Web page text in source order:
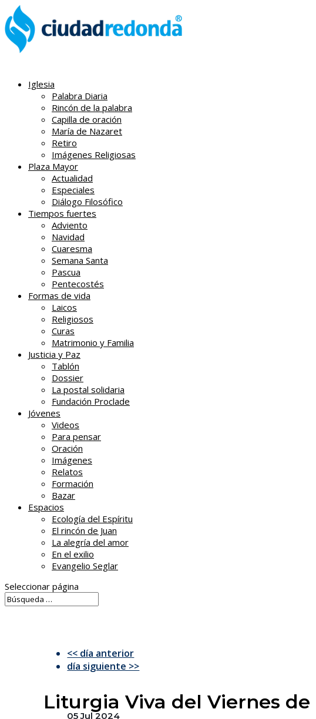
Iglesia
Palabra Diaria
Rincón de la palabra
Capilla de oración
María de Nazaret
Retiro
Imágenes Religiosas
Plaza Mayor
Actualidad
Especiales
Diálogo Filosófico
Tiempos fuertes
Adviento
Navidad
Cuaresma
Semana Santa
Pascua
Pentecostés
Formas de vida
Laicos
Religiosos
Curas
Matrimonio y Familia
Justicia y Paz
Tablón
Dossier
La postal solidaria
Fundación Proclade
Jóvenes
Videos
Para pensar
Oración
Imágenes
Relatos
Formación
Bazar
Espacios
Ecología del Espíritu
El rincón de Juan
La alegría del amor
En el exilio
Evangelio Seglar
Seleccionar página
<< día anterior
día siguiente >>
Liturgia Viva del Viernes
05 Jul 2024